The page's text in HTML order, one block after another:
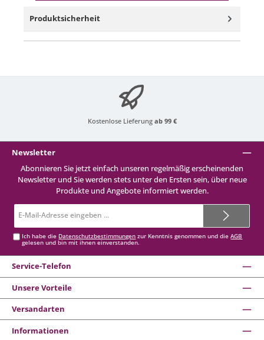
Produktsicherheit
Kostenlose Lieferung ab 99 €
Newsletter
Abonnieren Sie jetzt einfach unseren regelmäßig erscheinenden
Newsletter und Sie werden stets unter den Ersten sein, über neue
Produkte und Angebote informiert werden.
Mail-
Ich habe die Datenschutzbestimmungen zur Kenntnis genommen und dieAGB
gelesen und bin mit ihnen einverstanden.
Service-Telefon
Unsere Vorteile
Versandarten
Informationen